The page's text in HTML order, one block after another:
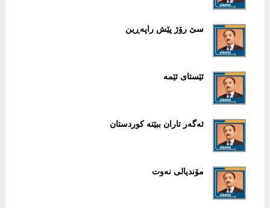
سێ رۆژ پێش راپەڕین
ئێستای ئێمە
ئەگەر تاران ببێتە كوردستان
مۆندیالی نەوت